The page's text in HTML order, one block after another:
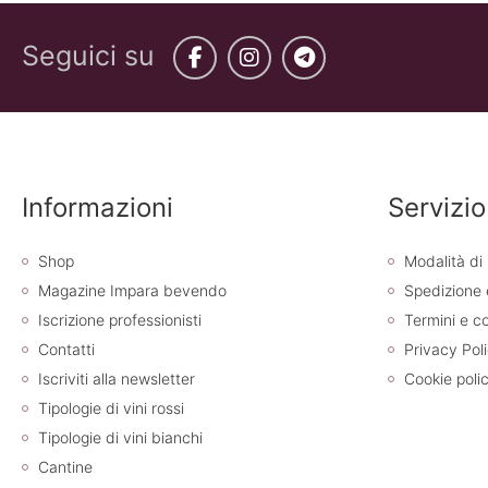
Seguici su Facebook
Instagram
Telegram
Informazioni
Shop
Magazine Impara bevendo
Iscrizione professionisti
Contatti
Iscriviti alla newsletter
Tipologie di vini rossi
Tipologie di vini bianchi
Cantine
Modalità di
Spedizione
Termini e
Privacy
Cookie